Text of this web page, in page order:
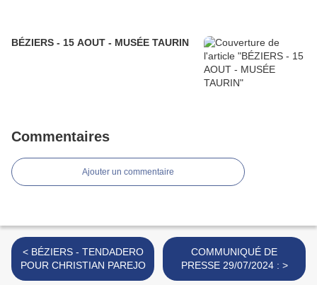
BÉZIERS - 15 AOUT - MUSÉE TAURIN
Commentaires
Ajouter un commentaire
< BÉZIERS - TENDADERO
POUR CHRISTIAN PAREJO
COMMUNIQUÉ DE
PRESSE 29/07/2024 : >